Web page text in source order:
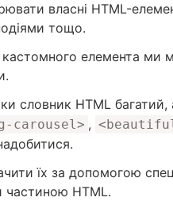
власні HTML-
тощо.
кастомного елемента ми
словник HTML
carousel> ,
їх за допомогою
частиною HTML.